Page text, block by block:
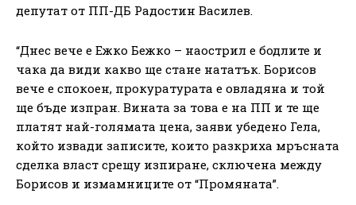
депутат от ПП-ДБ Радостин Василев.
“Днес вече е Ежко Бежко – наострил е бодлите и
чака да види какво ще стане нататък. Борисов
вече е спокоен, прокуратурата е овладяна и той
ще бъде изпран. Вината за това е на ПП и те ще
платят най-голямата цена, заяви убедено Гела,
който извади записите, които разкриха мръсната
сделка власт срещу изпиране, сключена между
Борисов и измамниците от “Промяната”.